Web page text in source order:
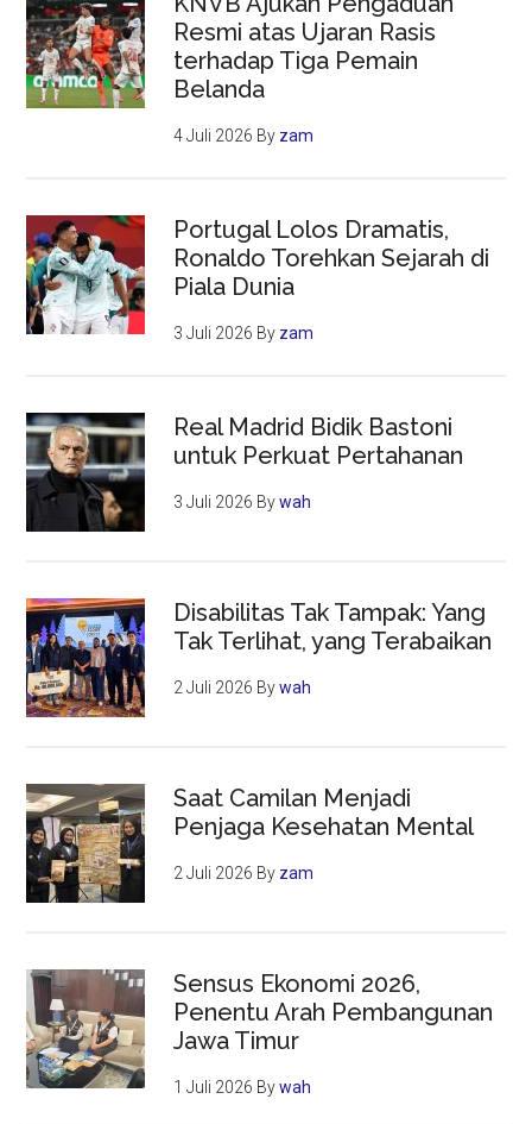
Resmi atas Ujaran Rasis
terhadap Tiga Pemain
Belanda
4 Juli 2026 By zam
Portugal Lolos Dramatis,
Ronaldo Torehkan Sejarah di
Piala Dunia
3 Juli 2026 By zam
Real Madrid Bidik Bastoni
untuk Perkuat Pertahanan
3 Juli 2026 Bywah
Disabilitas Tak Tampak: Yang
Tak Terlihat, yang Terabaikan
2 Juli 2026 Bywah
Saat Camilan Menjadi
Penjaga Kesehatan Mental
2 Juli 2026 By zam
Sensus Ekonomi 2026,
Penentu Arah Pembangunan
Jawa Timur
1 Juli 2026 Bywah